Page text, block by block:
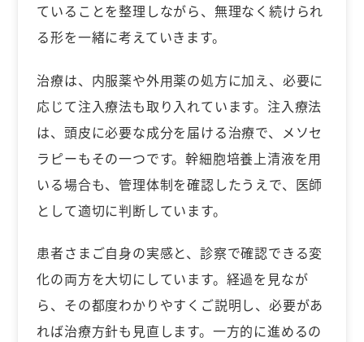
ていることを整理しながら、無理なく続けられ
る形を一緒に考えていきます。
治療は、内服薬や外用薬の処方に加え、必要に
応じて注入療法も取り入れています。注入療法
は、頭皮に必要な成分を届ける治療で、メソセ
ラピーもその一つです。幹細胞培養上清液を用
いる場合も、管理体制を確認したうえで、医師
として適切に判断しています。
患者さまご自身の実感と、診察で確認できる変
化の両方を大切にしています。経過を見なが
ら、その都度わかりやすくご説明し、必要があ
れば治療方針も見直します。一方的に進めるの